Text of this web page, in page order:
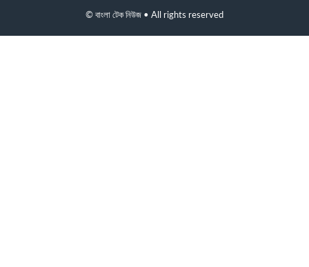
© বাংলা টেক নিউজ • All rights reserved